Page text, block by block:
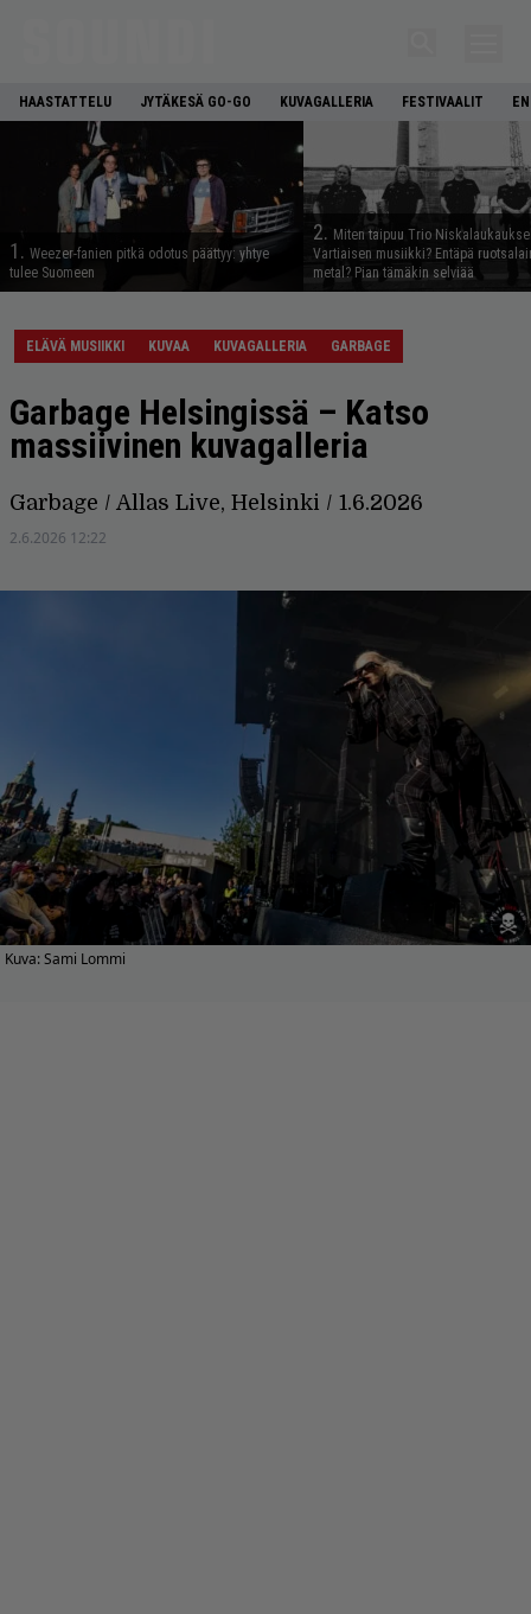
HAASTATTELU JYTÄKESÄ GO-GO KUVAGALLERIA FESTIVAALIT
1. Weezer-fanien pitkä odotus päättyy: yhtye
tulee Suomeen
2. Miten taipuu Trio
Vartiaisen musiikki? Entäpä
metal? Pian tämäkin selviää
ELÄVÄ MUSIIKKI KUVAA KUVAGALLERIA GARBAGE
Garbage Helsingissä – Katso
massiivinen kuvagalleria
Garbage / Allas Live, Helsinki / 1.6.2026
2.6.2026 12:22
Kuva: Sami Lommi